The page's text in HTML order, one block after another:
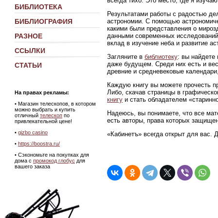
БИБЛИОТЕКА
БИБЛИОГРАФИЯ
РАЗНОЕ
ССЫЛКИ
СТАТЬИ
На правах рекламы:
• Магазин телескопов, в котором
можно выбрать и купить
отличный телескоп по
привлекательной цене!
• gizbo casino
• https://boostra.ru/
• Сэкономьте на покупках для
дома с промокод глобус для
вашего заказа
Результатами работы с радостью
астрономии. С помощью
какими были представления о
данными современных
вклад в изучение неба и развитие
Загляните в библиотеку: вы найдете
даже будущем. Среди них есть и
древние и средневековые
Каждую книгу вы можете прочесть
Либо, скачав страницы в
книгу и стать обладателем
Надеюсь, вы понимаете, что все
есть авторы, права которых
«Кабинетъ» всегда открыт для вас.